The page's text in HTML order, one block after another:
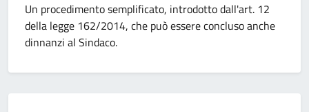
Un procedimento semplificato, introdotto dall'art. 12
della legge 162/2014, che può essere concluso anche
dinnanzi al Sindaco.